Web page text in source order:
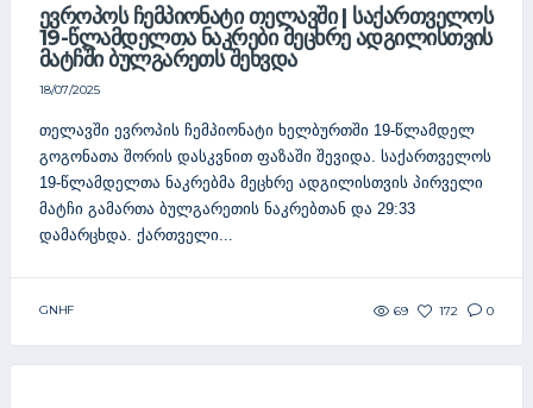
ᲔᲕᲠᲝᲞᲝᲡ ᲩᲔᲛᲞᲘᲝᲜᲐᲢᲘ ᲗᲔᲚᲐᲕᲨᲘ | ᲡᲐᲥᲐᲠᲗᲕᲔᲚᲝᲡ
19-ᲬᲚᲐᲛᲓᲔᲚᲗᲐ ᲜᲐᲙᲠᲔᲑᲘ ᲛᲔᲪᲮᲠᲔ ᲐᲓᲒᲘᲚᲘᲡᲗᲕᲘᲡ
ᲛᲐᲢᲩᲨᲘ ᲑᲣᲚᲒᲐᲠᲔᲗᲡ ᲨᲔᲮᲕᲓᲐ
18/07/2025
თელავში ევროპის ჩემპიონატი ხელბურთში 19-წლამდელ
გოგონათა შორის დასკვნით ფაზაში შევიდა. საქართველოს
19-წლამდელთა ნაკრებმა მეცხრე ადგილისთვის პირველი
მატჩი გამართა ბულგარეთის ნაკრებთან და 29:33
დამარცხდა. ქართველი...
GNHF 69 172 0